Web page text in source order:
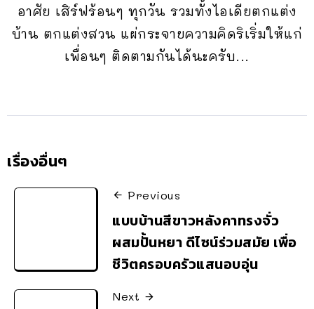
อาศัย เสิร์ฟร้อนๆ ทุกวัน รวมทั้งไอเดียตกแต่ง
บ้าน ตกแต่งสวน แผ่กระจายความคิดริเริ่มให้แก่
เพื่อนๆ ติดตามกันได้นะครับ...
เรื่องอื่นๆ
Previous
แบบบ้านสีขาวหลังคาทรงจั่ว
ผสมปั้นหยา ดีไซน์ร่วมสมัย เพื่อ
ชีวิตครอบครัวแสนอบอุ่น
Next